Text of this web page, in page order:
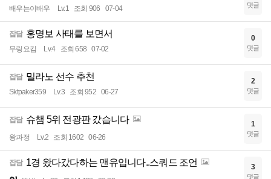
배우는이배우 Lv.1 조회 906 07-04 댓글
잡담 홍명보 사태를 보면서
무링요킴 Lv.4 조회 658 07-02
0
댓글
잡담 밀라노 선수 추천
Sktpaker359 Lv.3 조회 952 06-27
2
댓글
잡담 슈챔 5위 전광판 갔습니다
왕과정 Lv.2 조회 1602 06-26
1
댓글
잡담 1경 왔다갔다하는 맨유입니다..스쿼드 조언 3
댓글